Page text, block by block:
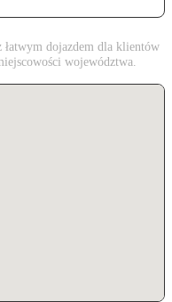
dojazdem dla klientów
województwa.